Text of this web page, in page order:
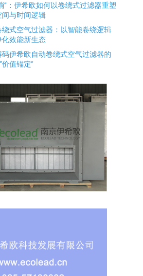
”：伊希欧如何以卷绕式过滤器重塑
与时间逻辑
式空气过滤器：以智能卷绕逻辑
效能新生态
伊希欧自动卷绕式空气过滤器的
价值锚定”